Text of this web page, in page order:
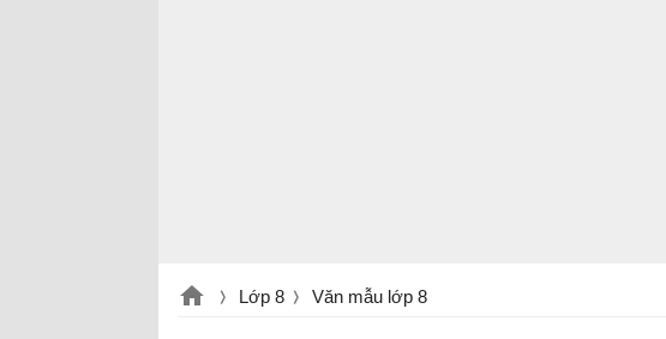
Lớp 8 Văn mẫu lớp 8